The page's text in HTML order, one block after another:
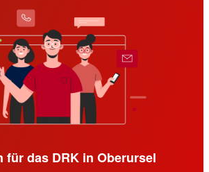
für das DRK in Oberursel